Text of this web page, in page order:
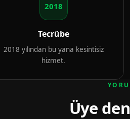
2018
Tecrübe
2018 yılından bu yana kesintisiz
hizmet.
Üye